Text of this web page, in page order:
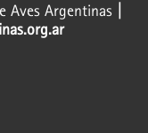
Aves Argentinas